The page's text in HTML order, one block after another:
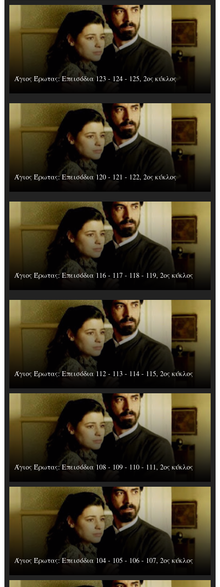
Άγιος Έρωτας: Επεισόδια 123 - 124 - 125, 2ος κύκλος
Άγιος Έρωτας: Επεισόδια 120 - 121 - 122, 2ος κύκλος
Άγιος Έρωτας: Επεισόδια 116 - 117 - 118 - 119, 2ος κύκλος
Άγιος Έρωτας: Επεισόδια 112 - 113 - 114 - 115, 2ος κύκλος
Άγιος Έρωτας: Επεισόδια 108 - 109 - 110 - 111, 2ος κύκλος
Άγιος Έρωτας: Επεισόδια 104 - 105 - 106 - 107, 2ος κύκλος